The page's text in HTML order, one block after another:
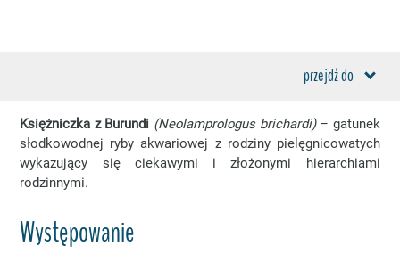
przejdź do
Księżniczka z Burundi (Neolamprologus brichardi)– gatunek
słodkowodnej ryby akwariowej z rodziny pielęgnicowatych
wykazujący się ciekawymi i złożonymi hierarchiami
rodzinnymi.
Występowanie